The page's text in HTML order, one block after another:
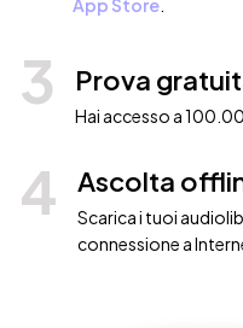
App Store
3 Prova
Hai accesso a
4 Ascolta
Scarica i tuoi
connessione a